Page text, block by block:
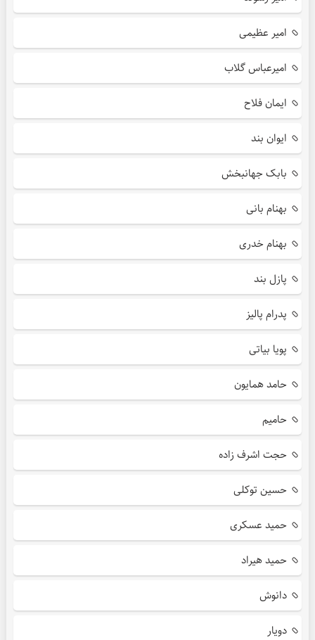
امیر عظیمی
امیرعباس گلاب
ایمان فلاح
ایوان بند
بابک جهانبخش
بهنام بانی
بهنام خدری
پازل بند
پدرام پالیز
پویا بیاتی
حامد همایون
حامیم
حجت اشرف زاده
حسین توکلی
حمید عسکری
حمید هیراد
دانوش
دویار